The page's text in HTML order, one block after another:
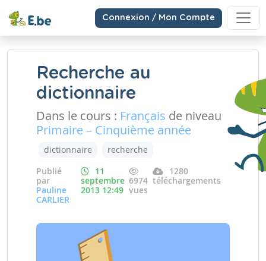
Connexion / Mon Compte
Recherche au
dictionnaire
Dans le cours : Français de niveau
Primaire – Cinquième année
dictionnaire
recherche
Publié
par
Pauline
CARLIER
11
septembre
2013 12:49
6974
vues
1280
téléchargements